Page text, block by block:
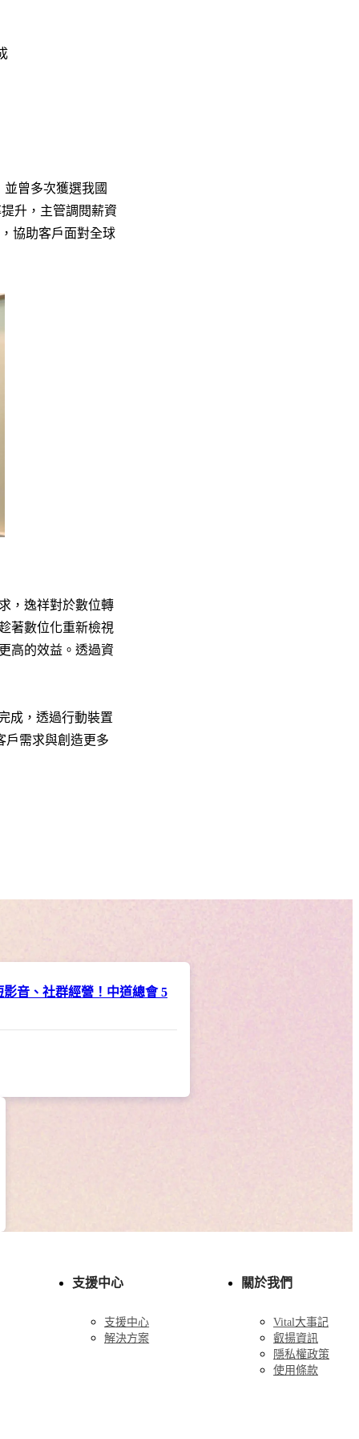
曾多次獲選我國
升，主管調閱薪資
協助客戶面對全球
，逸祥對於數位轉
著數位化重新檢視
高的效益。透過資
成，透過行動裝置
戶需求與創造更多
音、社群經營！中道總會 5
支援中心
支援中心
解決方案
關於我們
Vital大事記
叡揚資訊
隱私權政策
使用條款